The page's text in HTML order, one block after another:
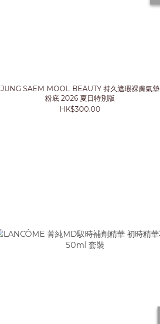
JUNG SAEM MOOL BEAUTY 持久遮瑕裸膚氣墊
粉底 2026 夏日特別版
HK$300.00